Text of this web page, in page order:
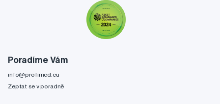
Poradíme Vám
info@profimed.eu
Zeptat se v poradně